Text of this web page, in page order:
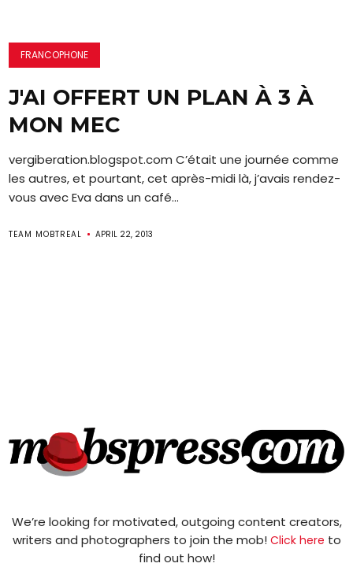
FRANCOPHONE
J'AI OFFERT UN PLAN À 3 À
MON MEC
vergiberation.blogspot.com C’était une journée comme
les autres, et pourtant, cet après-midi là, j’avais rendez-
vous avec Eva dans un café...
TEAM MOBTREAL APRIL 22, 2013
We’re looking for motivated, outgoing content creators,
writers and photographers to join the mob! Click here to
find out how!